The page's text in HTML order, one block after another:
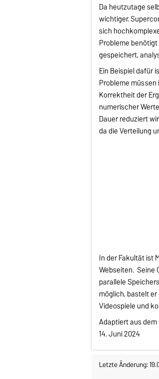
Da heutzutage
wichtiger.
sich
Probleme
gespeichert,
Ein Beispiel dafür
Probleme
Korrektheit der
numerischer
Dauer reduziert
da die Verteilung
In der Fakultät ist
Webseiten. Seine
parallele
möglich, bastelt
Videospiele und
Adaptiert aus
14. Juni 2024
Letzte Änderung: